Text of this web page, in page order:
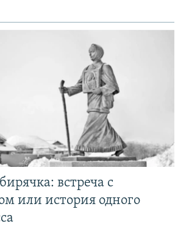
встреча с
или история одного